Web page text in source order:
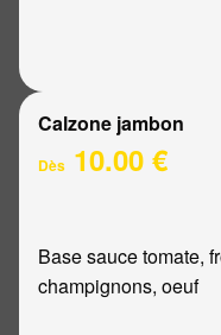
Calzone jambon
Dès 10.00 €
Base sauce tomate,
champignons, oeuf